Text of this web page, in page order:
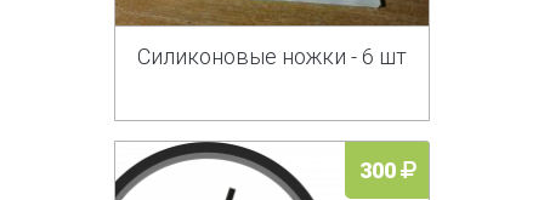
Силиконовые ножки - 6 шт
300